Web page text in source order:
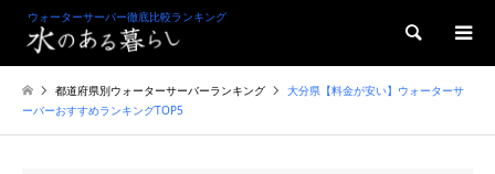
ウォーターサーバー徹底比較ランキング
検索
都道府県別ウォーターサーバーランキング
大分県【料金が安い】ウォーターサ
ーバーおすすめランキングTOP5